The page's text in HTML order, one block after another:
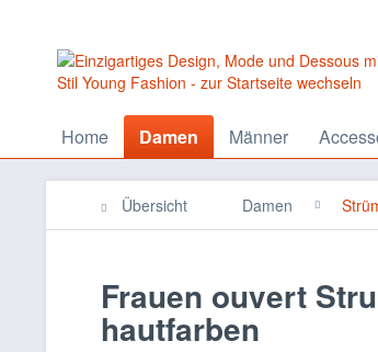
Home Damen Männer
Übersicht Damen
Frauen ouvert
hautfarben